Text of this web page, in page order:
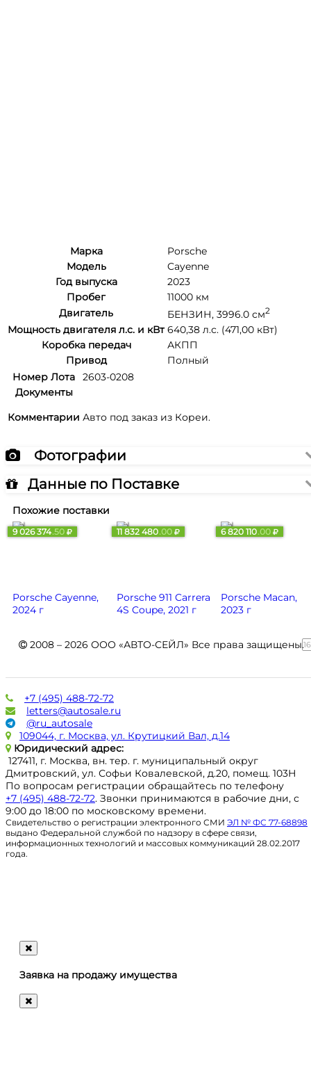
Марка
Porsche
Модель
Cayenne
Год выпуска
2023
Пробег
11000 км
Двигатель
БЕНЗИН, 3996.0 см2
Мощность двигателя л.с. и кВт 640,38 л.с. (471,00 кВт)
Коробка передач
АКПП
Привод
Полный
Номер Лота
2603-0208
Документы
Комментарии Авто под заказ из Кореи.
Фотографии
Данные по Поставке
Похожие поставки
Porsche Cayenne,
2024 г
9 026 374.50
Porsche 911 Carrera
4S Coupe, 2021 г
11 832 480.00
Porsche Macan,
2023 г
6 820 110.00
2008 – 2026 ООО «АВТО-СЕЙЛ» Все права защищены.
+7 (495) 488-72-72
letters@autosale.ru
@ru_autosale
109044, г. Москва, ул. Крутицкий Вал, д.14
Юридический адрес:
127411, г. Москва, вн. тер. г. муниципальный округ
Дмитровский, ул. Софьи Ковалевской, д.20, помещ. 103Н
По вопросам регистрации обращайтесь по телефону
+7 (495) 488-72-72. Звонки принимаются в рабочие дни, с
9:00 до 18:00 по московскому времени.
Свидетельство о регистрации электронного СМИ ЭЛ № ФС 77-68898
выдано Федеральной службой по надзору в сфере связи,
информационных технологий и массовых коммуникаций 28.02.2017
года.
+7 (495) 488-72-72
Ответим
Заявка на продажу имущества